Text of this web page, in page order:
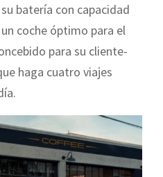
batería con capacidad
coche óptimo para el
para su cliente-
haga cuatro viajes